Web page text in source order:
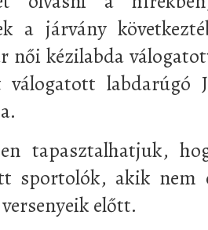
a járvány
női kézilabda
válogatott labdarúgó
tapasztalhatjuk,
sportolók, akik
előtt.